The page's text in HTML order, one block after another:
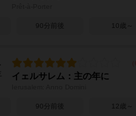
90分前後 10歳～
イェルサレム：主の年に
90分前後 12歳～